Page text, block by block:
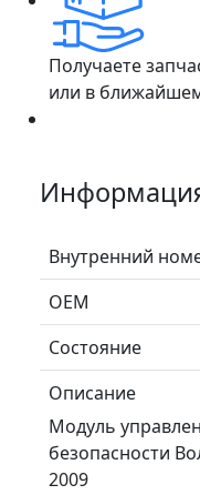
Получаете
или в
Внутренний
ОЕМ
Состояние
Описание
Модуль
безопасности
2009